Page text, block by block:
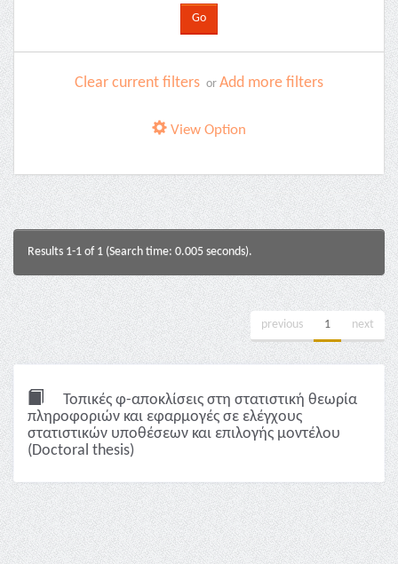
Clear current filters or Add more filters
View Option
Results 1-1 of 1 (Search time: 0.005 seconds).
previous 1 next
Τοπικές φ-αποκλίσεις στη στατιστική θεωρία
πληροφοριών και εφαρμογές σε ελέγχους
στατιστικών υποθέσεων και επιλογής μοντέλου
(Doctoral thesis)